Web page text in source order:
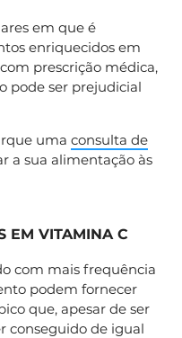
em que é
enriquecidos em
prescrição médica,
pode ser prejudicial
uma consulta de
a sua alimentação às
EM VITAMINA C
com mais frequência
podem fornecer
que, apesar de ser
conseguido de igual